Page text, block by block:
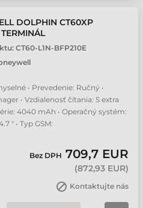
DOLPHIN CT60XP
CT60-L1N-BFP210E
• Prevedenie: Ručný •
• Vzdialenosť čítania: S extra
4040 mAh • Operačný systém:
" • Typ GSM:
Bez DPH 709,7 EUR
(872,93 EUR)
Kontaktujte nás